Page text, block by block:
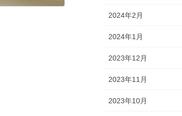
2024年2月
2024年1月
2023年12月
2023年11月
2023年10月